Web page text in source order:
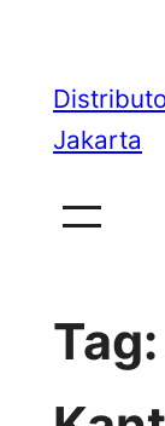
content
Jakarta
Tag: